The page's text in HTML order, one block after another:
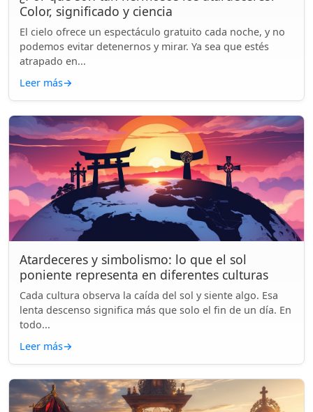
Color, significado y ciencia
El cielo ofrece un espectáculo gratuito cada noche, y no
podemos evitar detenernos y mirar. Ya sea que estés
atrapado en...
Leer más→
Atardeceres y simbolismo: lo que el sol
poniente representa en diferentes culturas
Cada cultura observa la caída del sol y siente algo. Esa
lenta descenso significa más que solo el fin de un día. En
todo...
Leer más→